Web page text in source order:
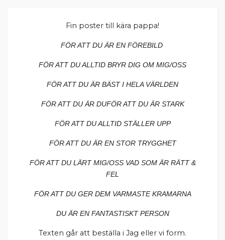
Fin poster till kära pappa!
FÖR ATT DU ÄR EN FÖREBILD
FÖR ATT DU ALLTID BRYR DIG OM MIG/OSS
FÖR ATT DU ÄR BÄST I HELA VÄRLDEN
FÖR ATT DU ÄR DUFÖR ATT DU ÄR STARK
FÖR ATT DU ALLTID STÄLLER UPP
FÖR ATT DU ÄR EN STOR TRYGGHET
FÖR ATT DU LÄRT MIG/OSS VAD SOM ÄR RÄTT &
FEL
FÖR ATT DU GER DEM VARMASTE KRAMARNA
DU ÄR EN FANTASTISKT PERSON
Texten går att beställa i Jag eller vi form.